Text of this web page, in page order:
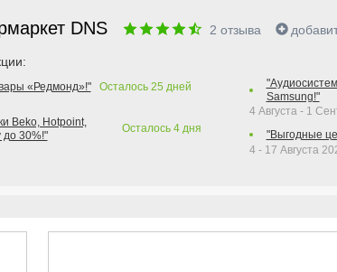
DNS 2 отзыва
«Редмонд»!" Осталось 25 дней
Beko, Hotpoint,
до 30%!"
Осталось 4дня
Samsung!"
4 Августа - 1
"Выгодные
4 - 17 Августа